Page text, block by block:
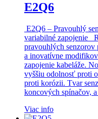
E2Q6
E2Q6 – Pravouhlý
variabilné zapojenie
pravouhlých senzorov
a inovatívne
zapojenie kabeláže.
vyššiu odolnosť proti
proti korózii. Tvar
koncových spínačov,
Viac info